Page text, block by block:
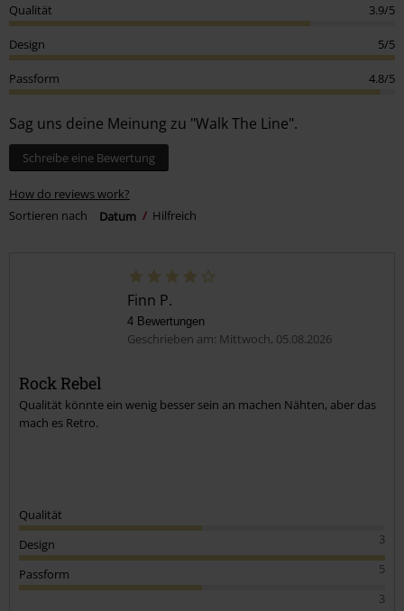
Qualität
3.9/5
Design 5/5
Passform 4.8/5
Sag uns deine Meinung zu "Walk The Line".
Schreibe eine Bewertung
How do reviews work?
Sortieren nach
Datum Hilfreich
Finn P.
4 Bewertungen
Geschrieben am: Mittwoch, 05.08.2026
Rock Rebel
Qualität könnte ein wenig besser sein an machen Nähten, aber das
mach es Retro.
Qualität
3
Design
5
Passform
3